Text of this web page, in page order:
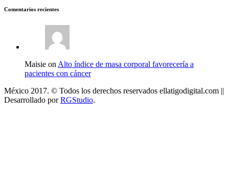
Comentarios recientes
Maisie on Alto índice de masa corporal favorecería a
pacientes con cáncer
México 2017. © Todos los derechos reservados ellatigodigital.com ||
Desarrollado porRGStudio.